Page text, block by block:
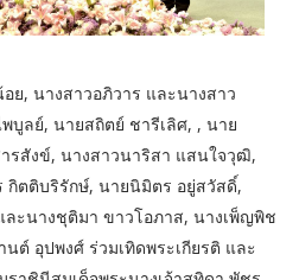
ย, นางสาวอภิวาร และนางสาว
บูลย์, นายสถิตย์ ชารีเลิศ, , นาย
รสังข์, นางสาวนาริสา แสนใจวุฒิ,
ตติบริรักษ์, นายนิมิตร อยู่สวัสดิ์,
ะนางชุติมา ขาวโอภาส, นางเพ็ญพิช
ต์ อุปพงศ์ ร่วมเทิดพระเกียรติ และ